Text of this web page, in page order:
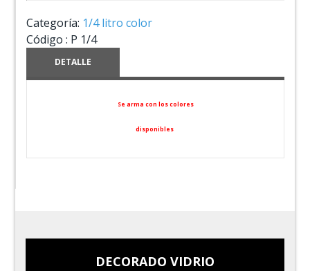
Categoría: 1/4 litro color
Código : P 1/4
DETALLE
Se arma con los colores
disponibles
DECORADO VIDRIO